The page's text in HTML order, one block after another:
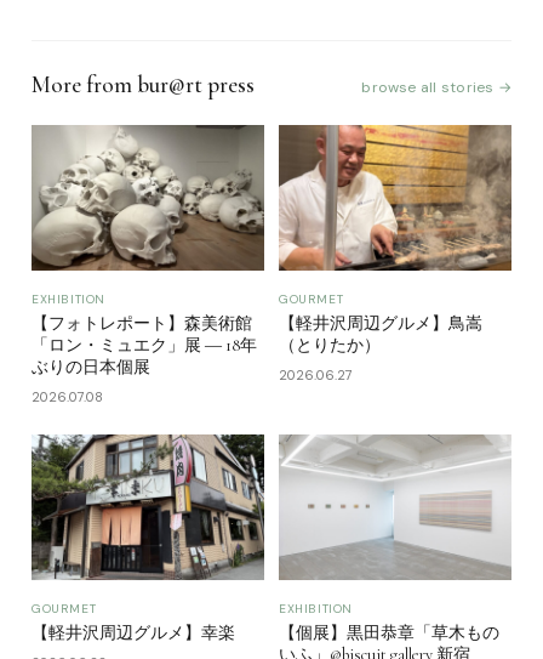
More from bur@rt press browse all stories →
EXHIBITION
【フォトレポート】森美術館
「ロン・ミュエク」展 ― 18年
ぶりの日本個展
2026.07.08
GOURMET
【軽井沢周辺グルメ】鳥嵩
（とりたか）
2026.06.27
GOURMET
【軽井沢周辺グルメ】幸楽
EXHIBITION
【個展】黒田恭章「草木もの